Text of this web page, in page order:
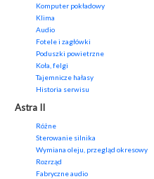
Komputer pokładowy
Klima
Audio
Fotele i zagłówki
Poduszki powietrzne
Koła, felgi
Tajemnicze hałasy
Historia serwisu
Astra II
Różne
Sterowanie silnika
Wymiana oleju, przegląd okresowy
Rozrząd
Fabryczne audio